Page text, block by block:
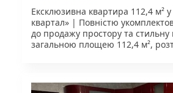
Ексклюзивна квартира 112,4 м²
квартал» | Повністю
до продажу простору та стильну
загальною площею 112,4 м²,
отримати комфортний та